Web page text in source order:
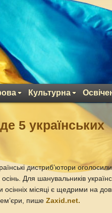
Культурна
5 українських
дистриб’ютори
осінь. Для шанувальників
осінніх місяці є щедрими на
пишеZaxid.net.